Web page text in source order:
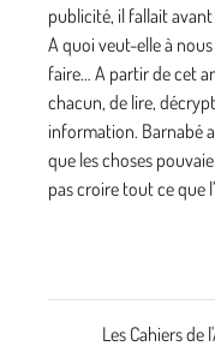
publicité, il fallait
A quoi veut-elle à
faire… A partir de cet
chacun, de lire,
information. Barnabé
que les choses
pas croire tout ce que
Les Cahiers de